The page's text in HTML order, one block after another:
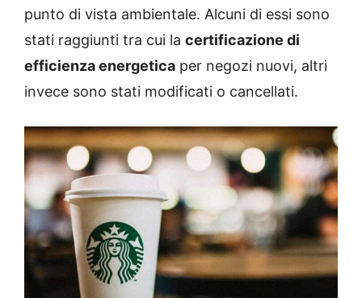
punto di vista ambientale. Alcuni di essi sono
stati raggiunti tra cui la certificazione di
efficienza energetica per negozi nuovi, altri
invece sono stati modificati o cancellati.